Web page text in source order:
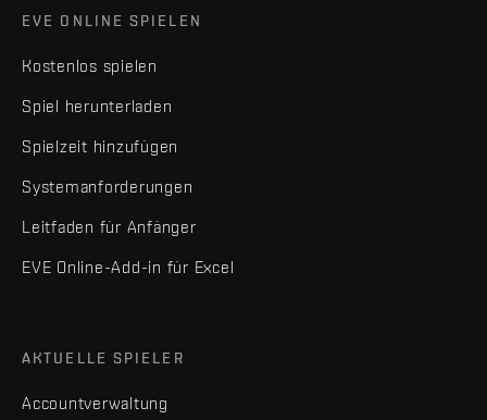
EVE ONLINE SPIELEN
Kostenlos spielen
Spiel herunterladen
Spielzeit hinzufügen
Systemanforderungen
Leitfaden für Anfänger
EVE Online-Add-in für Excel
AKTUELLE SPIELER
Accountverwaltung